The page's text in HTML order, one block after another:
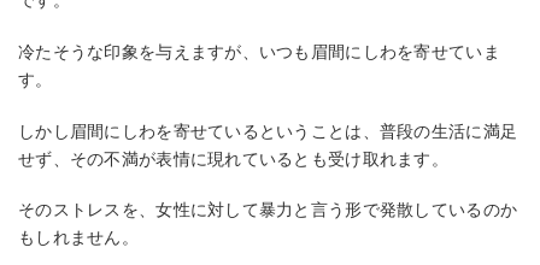
冷たそうな印象を与えますが、いつも眉間にしわを寄せていま
す。
しかし眉間にしわを寄せているということは、普段の生活に満足
せず、その不満が表情に現れているとも受け取れます。
そのストレスを、女性に対して暴力と言う形で発散しているのか
もしれません。